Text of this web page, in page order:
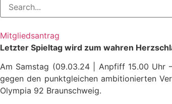
Mitgliedsantrag
Letzter Spieltag wird zum wahren
Am Samstag (09.03.24 | Anpfiff 15.00 Uhr
gegen den punktgleichen ambitionierten
Olympia 92 Braunschweig.